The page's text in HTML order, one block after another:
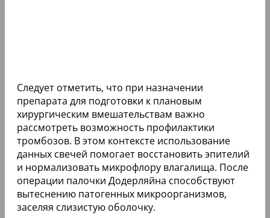
Следует отметить, что при назначении
препарата для подготовки к плановым
хирургическим вмешательствам важно
рассмотреть возможность профилактики
тромбозов. В этом контексте использование
данных свечей помогает восстановить эпителий
и нормализовать микрофлору влагалища. После
операции палочки Додерляйна способствуют
вытеснению патогенных микроорганизмов,
заселяя слизистую оболочку.